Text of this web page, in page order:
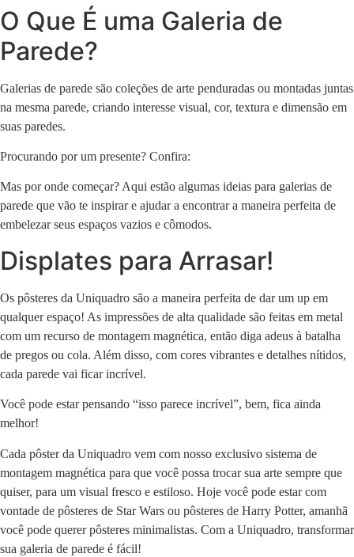
O Que É uma Galeria de
Parede?
Galerias de parede são coleções de arte penduradas ou montadas juntas
na mesma parede, criando interesse visual, cor, textura e dimensão em
suas paredes.
Procurando por um presente? Confira:
Mas por onde começar? Aqui estão algumas ideias para galerias de
parede que vão te inspirar e ajudar a encontrar a maneira perfeita de
embelezar seus espaços vazios e cômodos.
Displates para Arrasar!
Os pôsteres da Uniquadro são a maneira perfeita de dar um up em
qualquer espaço! As impressões de alta qualidade são feitas em metal
com um recurso de montagem magnética, então diga adeus à batalha
de pregos ou cola. Além disso, com cores vibrantes e detalhes nítidos,
cada parede vai ficar incrível.
Você pode estar pensando “isso parece incrível”, bem, fica ainda
melhor!
Cada pôster da Uniquadro vem com nosso exclusivo sistema de
montagem magnética para que você possa trocar sua arte sempre que
quiser, para um visual fresco e estiloso. Hoje você pode estar com
vontade de pôsteres de Star Wars ou pôsteres de Harry Potter, amanhã
você pode querer pôsteres minimalistas. Com a Uniquadro, transformar
sua galeria de parede é fácil!